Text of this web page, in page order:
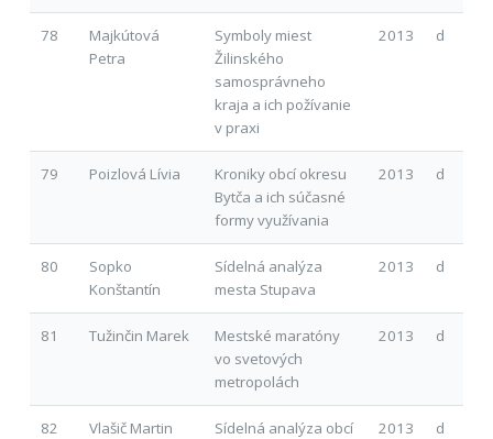
78
Majkútová
Petra
Symboly miest
Žilinského
samosprávneho
kraja a ich požívanie
v praxi
2013 d
79 Poizlová Lívia
Kroniky obcí okresu
Bytča a ich súčasné
formy využívania
2013 d
80
Sopko
Konštantín
Sídelná analýza
mesta Stupava
2013 d
81 Tužinčin Marek
Mestské maratóny
vo svetových
metropolách
2013 d
82 Vlašič Martin
Sídelná analýza obcí
2013 d